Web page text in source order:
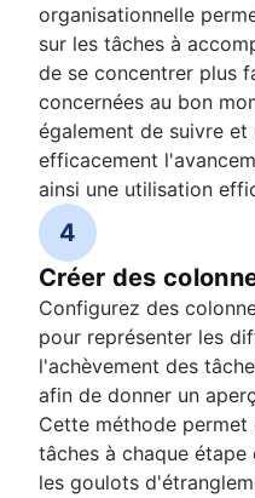
organisationnelle
sur les tâches à
de se concentrer plus
concernées au bon
également de suivre
efficacement
ainsi une utilisation
4
Créer des
Configurez des
pour représenter les
l'achèvement des
afin de donner un
Cette méthode
tâches à chaque
les goulots